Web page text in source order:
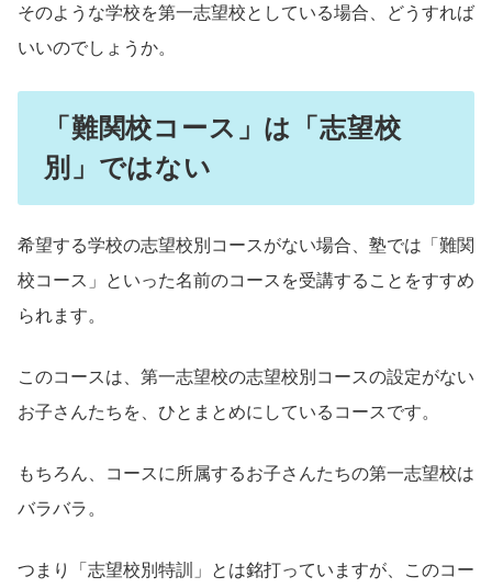
そのような学校を第一志望校としている場合、どうすれば
いいのでしょうか。
「難関校コース」は「志望校
別」ではない
希望する学校の志望校別コースがない場合、塾では「難関
校コース」といった名前のコースを受講することをすすめ
られます。
このコースは、第一志望校の志望校別コースの設定がない
お子さんたちを、ひとまとめにしているコースです。
もちろん、コースに所属するお子さんたちの第一志望校は
バラバラ。
つまり「志望校別特訓」とは銘打っていますが、このコー